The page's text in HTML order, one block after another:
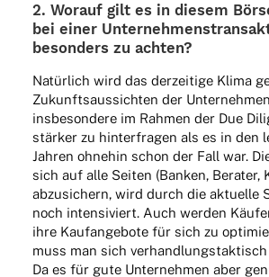
2. Worauf gilt es in diesem
bei einer
beson­ders zu achten?
Natür­lich wird das derzei­tige Klima
Zukunfts­aus­sich­ten der Unter­neh­men
insbe­son­dere im Rahmen der Due
stär­ker zu hinter­fra­gen als es in den
Jahren ohne­hin schon der Fall war.
sich auf alle Seiten (Banken, Bera­ter,
abzu­si­chern, wird durch die aktu­elle
noch inten­si­viert. Auch werden
ihre Kauf­an­ge­bote für sich zu
muss man sich
Da es für gute Unter­neh­men aber